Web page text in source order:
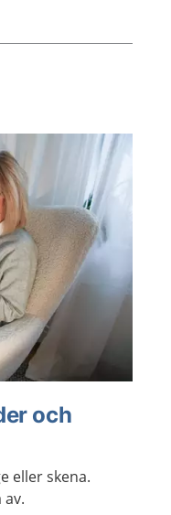
och
eller skena.